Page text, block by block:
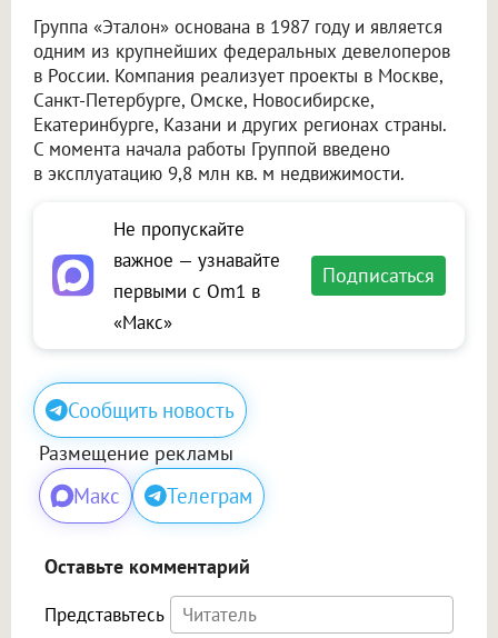
Группа «Эталон» основана в 1987 году и является
одним из крупнейших федеральных девелоперов
в России. Компания реализует проекты в Москве,
Санкт-Петербурге, Омске, Новосибирске,
Екатеринбурге, Казани и других регионах страны.
С момента начала работы Группой введено
в эксплуатацию 9,8 млн кв. м недвижимости.
Не пропускайте
важное — узнавайте
первыми с Om1 в
«Макс»
Подписаться
Сообщить новость
Размещение рекламы
Макс Телеграм
Оставьте комментарий
Представьтесь